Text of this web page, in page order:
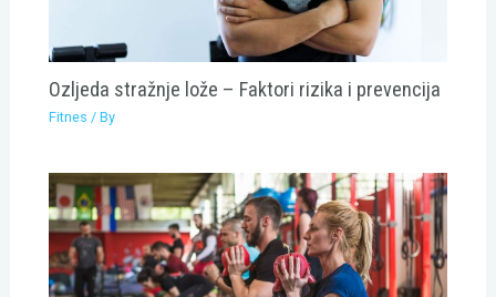
Ozljeda stražnje lože – Faktori rizika i prevencija
Fitnes / By